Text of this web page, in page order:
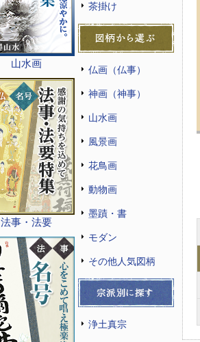
山水画
法事・法要
茶掛け
仏画（仏事）
神画（神事）
山水画
風景画
花鳥画
動物画
墨蹟・書
モダン
その他人気図柄
浄土真宗